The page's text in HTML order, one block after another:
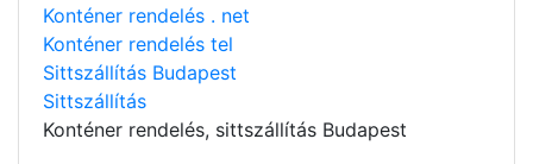
Konténer rendelés . net
Konténer rendelés tel
Sittszállítás Budapest
Sittszállítás
Konténer rendelés, sittszállítás Budapest